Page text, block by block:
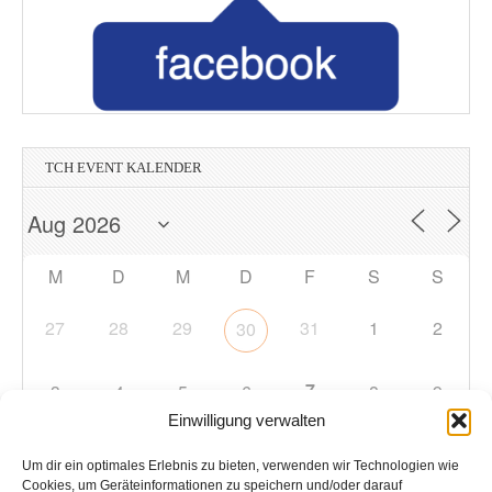
Einwilligung verwalten
Um dir ein optimales Erlebnis zu bieten, verwenden wir Technologien wie
Cookies, um Geräteinformationen zu speichern und/oder darauf
TCH EVENT KALENDER
M D M D F S S
27 28 29 30 31 1 2
3 4 5 6 7 8 9
10 11 12 13 14 15